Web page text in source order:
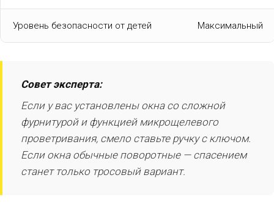
Уровень безопасности от детей Максимальный
Совет эксперта:
Если у вас установлены окна со сложной
фурнитурой и функцией микрощелевого
проветривания, смело ставьте ручку с ключом.
Если окна обычные поворотные — спасением
станет только тросовый вариант.